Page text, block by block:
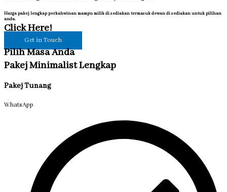
Harga pakej lengkap perkahwinan mampu milik di sediakan termasuk dewan di sediakan untuk pilihan
anda.
Click Here!
Get in Touch
Pilih Masa Anda
Pakej Minimalist Lengkap
Pakej Tunang
WhatsApp